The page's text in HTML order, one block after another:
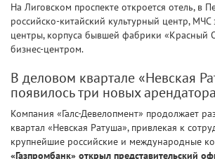
На Лиговском проспекте откроется отель, в
российско-китайский культурный центр, МЧС
центры, корпуса бывшей фабрики «Красный
бизнес-центром.
В деловом квартале «Невская
появилось три новых арендатора
Компания «Галс-Девелопмент» продолжает
квартал «Невская Ратуша», привлекая к
крупнейшие российские и международные
«Газпромбанк» открыл представительский